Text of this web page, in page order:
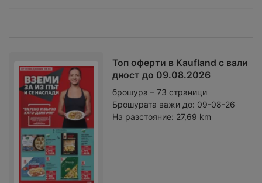
Топ оферти в Kaufland с вали
дност до 09.08.2026
брошура – 73 страници
Брошурата важи до: 09-08-26
На разстояние: 27,69 km